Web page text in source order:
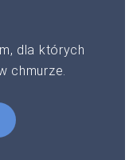
dla których
chmurze.